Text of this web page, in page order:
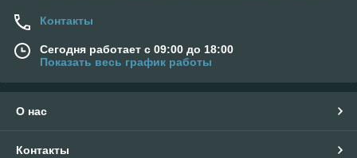
Контакты
Сегодня работает с 09:00 до 18:00
Показать весь график работы
О нас
Контакты